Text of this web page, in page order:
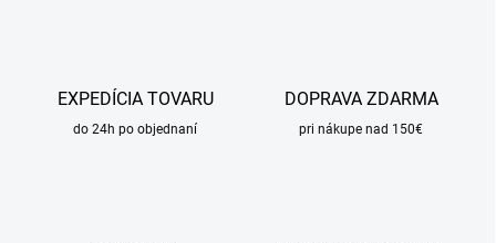
EXPEDÍCIA TOVARU
do 24h po objednaní
DOPRAVA ZDARMA
pri nákupe nad 150€